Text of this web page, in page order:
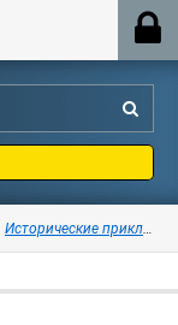
Исторические